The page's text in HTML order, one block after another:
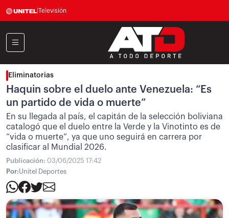
Televisión
Eliminatorias
Haquin sobre el duelo ante Venezuela: “Es
un partido de vida o muerte”
En su llegada al país, el capitán de la selección boliviana
catalogó que el duelo entre la Verde y la Vinotinto es de
“vida o muerte”, ya que uno seguirá en carrera por
clasificar al Mundial 2026.
Publicación: 03/06/2025 17:42
Por:Unitel Deportes